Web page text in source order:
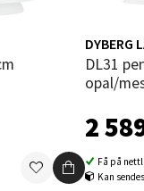
DYBERG
DL31 pendel 15 cm
opal/
2
Få på
Kan
Sandvika -
Brodtkorbsgate 7, 1338
Åpent i dag 09-19
0 i butikk